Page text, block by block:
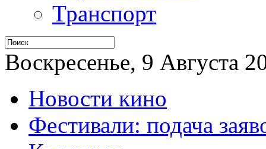
Транспорт
Воскресенье, 9 Августа
Новости кино
Фестивали: подача